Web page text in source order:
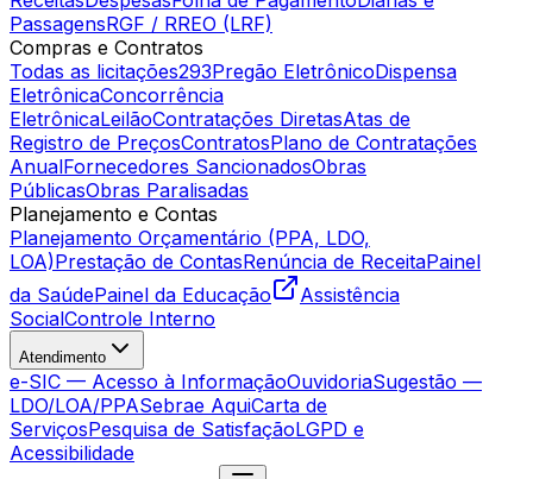
PassagensRGF / RREO (LRF)
Compras e Contratos
Todas as licitações293Pregão EletrônicoDispensa
EletrônicaConcorrência
EletrônicaLeilãoContratações DiretasAtas de
Registro de PreçosContratosPlano de Contratações
AnualFornecedores SancionadosObras
PúblicasObras Paralisadas
Planejamento e Contas
Planejamento Orçamentário (PPA, LDO,
LOA)Prestação de ContasRenúncia de ReceitaPainel
da SaúdePainel da Educação
Assistência
SocialControle Interno
Atendimento
e-SIC — Acesso à InformaçãoOuvidoriaSugestão —
LDO/LOA/PPASebrae AquiCarta de
ServiçosPesquisa de SatisfaçãoLGPD e
Acessibilidade